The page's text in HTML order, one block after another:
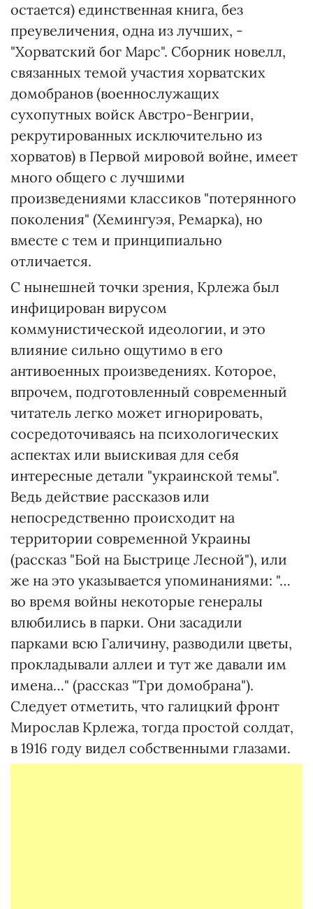
остается) единственная книга, без
преувеличения, одна из лучших, -
"Хорватский бог Марс". Сборник новелл,
связанных темой участия хорватских
домобранов (военнослужащих
сухопутных войск Австро-Венгрии,
рекрутированных исключительно из
хорватов) в Первой мировой войне, имеет
много общего с лучшими
произведениями классиков "потерянного
поколения" (Хемингуэя, Ремарка), но
вместе с тем и принципиально
отличается.
С нынешней точки зрения, Крлежа был
инфицирован вирусом
коммунистической идеологии, и это
влияние сильно ощутимо в его
антивоенных произведениях. Которое,
впрочем, подготовленный современный
читатель легко может игнорировать,
сосредоточиваясь на психологических
аспектах или выискивая для себя
интересные детали "украинской темы".
Ведь действие рассказов или
непосредственно происходит на
территории современной Украины
(рассказ "Бой на Быстрице Лесной"), или
же на это указывается упоминаниями: "…
во время войны некоторые генералы
влюбились в парки. Они засадили
парками всю Галичину, разводили цветы,
прокладывали аллеи и тут же давали им
имена…" (рассказ "Три домобрана").
Следует отметить, что галицкий фронт
Мирослав Крлежа, тогда простой солдат,
в 1916 году видел собственными глазами.